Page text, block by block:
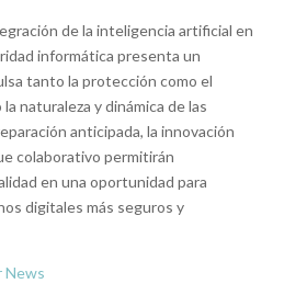
de la inteligencia artificial en
informática presenta un
tanto la protección como el
naturaleza y dinámica de las
anticipada, la innovación
colaborativo permitirán
en una oportunidad para
digitales más seguros y
News